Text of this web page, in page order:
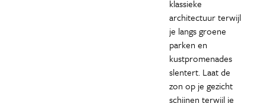
klassieke
architectuur terwijl
je langs groene
parken en
kustpromenades
slentert. Laat de
zon op je gezicht
schijnen terwijl je